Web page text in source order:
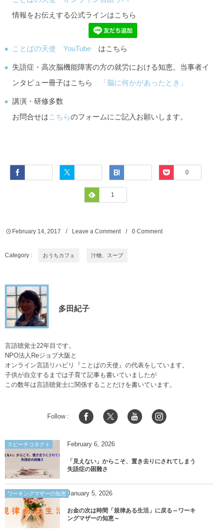
情報をお伝えする公式ラインはこちら
ことばの天使 YouTube はこちら
失語症・高次脳機能障害の方の就労における知恵。当事者イ
ンタビュー冊子はこちら
「脳に何かがあったとき」
講演・研修多数
お問合せはこちらのフォームにご記入お願いします。
Pocket
0
Feedly
1
February 14,2017 Leave a Comment 0 Comment
Category : おうちカフェ 汁物、スープ
多田紀子
言語聴覚士22年目です。
NPO法人Reジョブ大阪と
オンライン言語リハビリ『ことばの天使』の代表をしています。
子供が自立するまでは子育て記事も書いていましたが
この数年は言語聴覚士に関係することだけを書いています。
Follow :
スピーチコネクト February 6, 2026
「見えない」からこそ、置き去りにされてしまう
失語症の困難さ
ワーキングマザーの知恵 January 5, 2026
お金の次は時間「規律ある生活」に戻る～ワーキ
ングマザーの知恵～